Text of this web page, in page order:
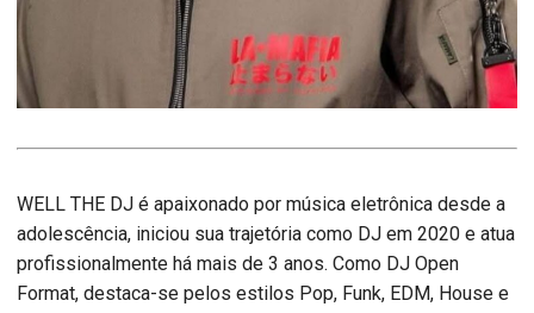
WELL THE DJ é apaixonado por música eletrônica desde a
adolescência, iniciou sua trajetória como DJ em 2020 e atua
profissionalmente há mais de 3 anos. Como DJ Open
Format, destaca-se pelos estilos Pop, Funk, EDM, House e